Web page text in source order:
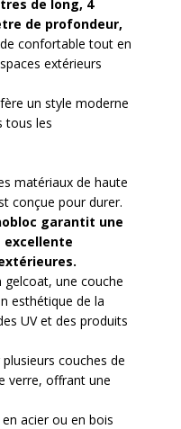
de long, 4
de profondeur,
confortable tout en
extérieurs
un style moderne
tous les
matériaux de haute
conçue pour durer.
garantit une
gelcoat, une couche
esthétique de la
UV et des produits
couches de
verre, offrant une
acier ou en bois